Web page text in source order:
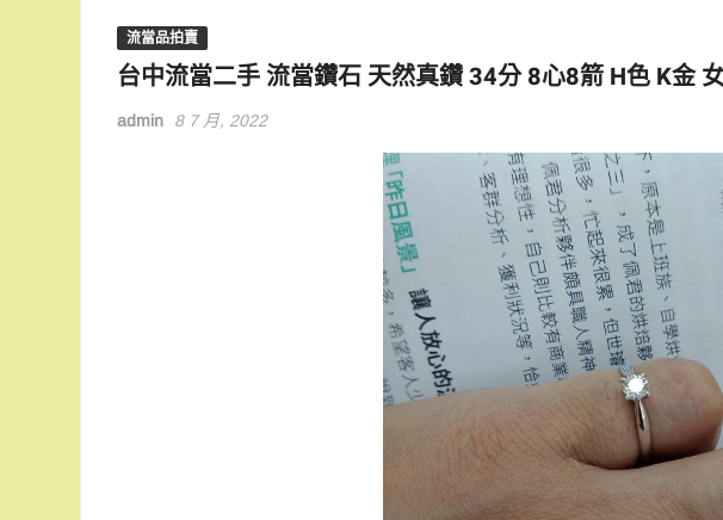
流當品拍賣
台中流當二手 流當鑽石 天然真鑽 34分 8心8箭 H色 K金
admin 8 7 月, 2022